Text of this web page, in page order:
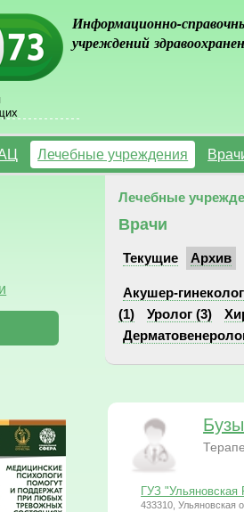
Информационно-
учреждений
Лечебные учреждения
Лечебные
Врачи
Текущие Архив
Акушер-
(1)
Уролог (3)
ГУЗ
433310, Ульяновская